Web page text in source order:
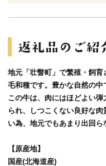
地元「壮瞥町」で繁殖・飼
毛和種です。豊かな自然の
この牛は、肉にはほどよい
られ、しつこくない良好な
い為、地元でもあまり出回ら
【原産地】
国産(北海道産)